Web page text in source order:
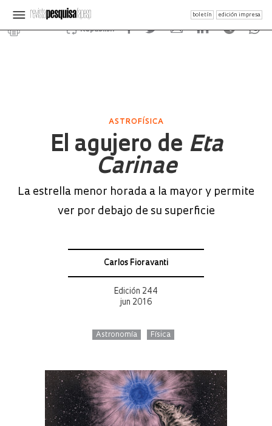
boletín edición impresa
Republish
ASTROFÍSICA
El agujero de Eta
Carinae
La estrella menor horada a la mayor y permite
ver por debajo de su superficie
Carlos Fioravanti
Edición 244
jun 2016
Astronomía Física